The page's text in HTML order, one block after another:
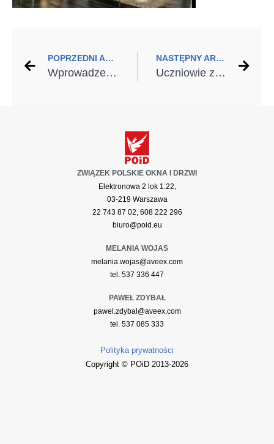
POPRZEDNI ARTYKUŁ
Wprowadzenie zawodu montera stolarki budowlanej coraz bliżej
NASTĘPNY ARTYKUŁ
Uczniowie z Białegostoku zwiedzili zakład produkcyjny firmy Hörmann
ZWIĄZEK POLSKIE OKNA I DRZWI
Elektronowa 2 lok 1.22,
03-219 Warszawa
22 743 87 02, 608 222 296
biuro@poid.eu
MELANIA WOJAS
melania.wojas@aveex.com
tel. 537 336 447
PAWEŁ ZDYBAŁ
pawel.zdybal@aveex.com
tel. 537 085 333
Polityka prywatności
Copyright © POiD 2013-2026